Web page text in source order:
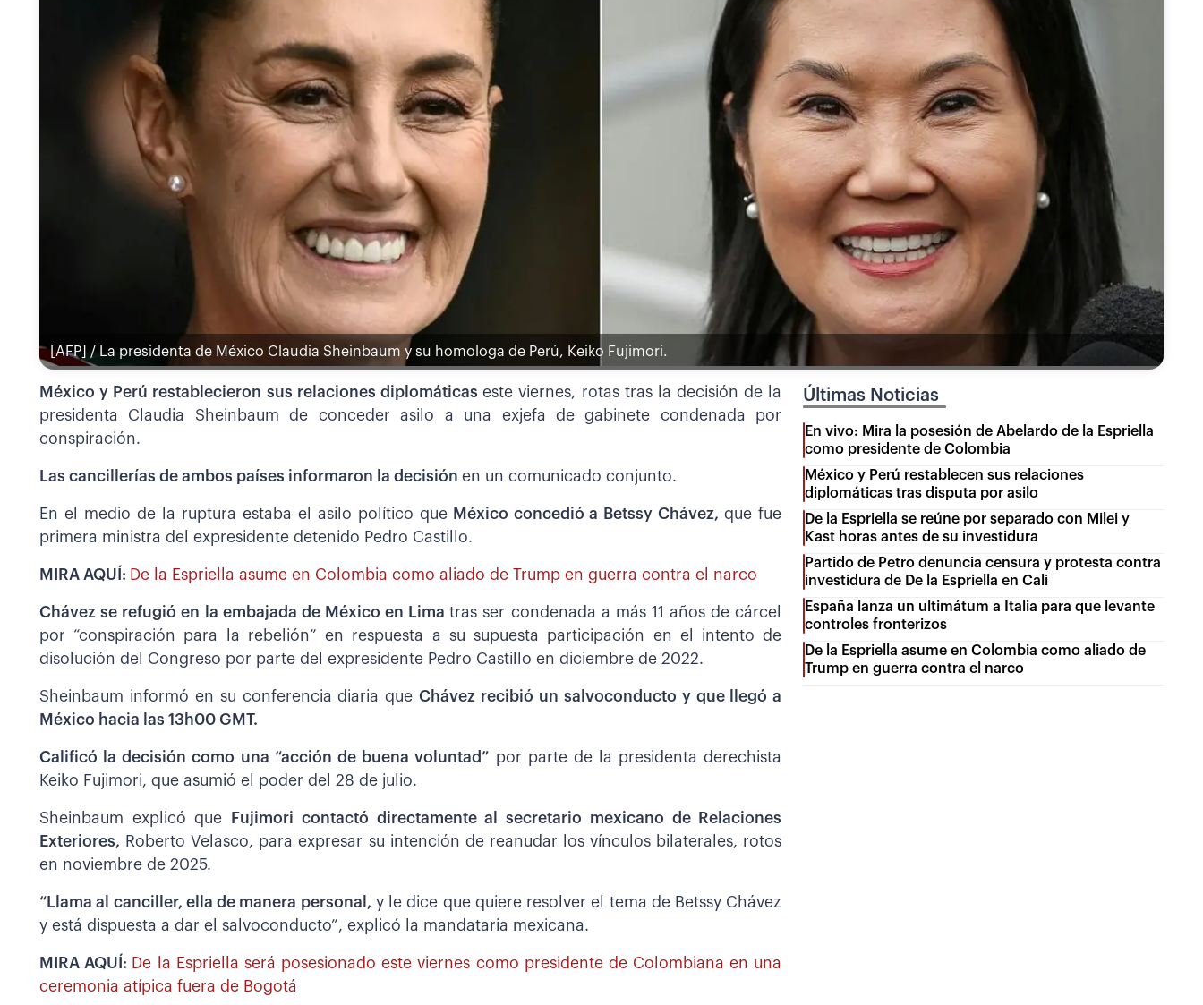
[AFP] / La presidenta de México Claudia Sheinbaum y su homologa de Perú, Keiko Fujimori.
México y Perú restablecieron sus relaciones diplomáticaseste viernes, rotas tras la decisión de la
presidenta Claudia Sheinbaum de conceder asilo a una exjefa de gabinete condenada por
conspiración.
Las cancillerías de ambos países informaron la decisión en un comunicado conjunto.
En el medio de la ruptura estaba el asilo político queMéxico concedió a Betssy Chávez,que fue
primera ministra del expresidente detenido Pedro Castillo.
MIRA AQUÍ: De la Espriella asume en Colombia como aliado de Trump en guerra contra el narco
Chávez se refugió en la embajada de México en Limatras ser condenada a más 11 años de cárcel
por “conspiración para la rebelión” en respuesta a su supuesta participación en el intento de
disolución del Congreso por parte del expresidente Pedro Castillo en diciembre de 2022.
Sheinbaum informó en su conferencia diaria queChávez recibió un salvoconducto y que llegó a
México hacia las 13h00 GMT.
Calificó la decisión como una “acción de buena voluntad” por parte de la presidenta derechista
Keiko Fujimori, que asumió el poder del 28 de julio.
Sheinbaum explicó que
Fujimori contactó directamente al secretario mexicano de Relaciones
Exteriores, Roberto Velasco, para expresar su intención de reanudar los vínculos bilaterales, rotos
en noviembre de 2025.
“Llama al canciller, ella de manera personal, y le dice que quiere resolver el tema de Betssy Chávez
y está dispuesta a dar el salvoconducto”, explicó la mandataria mexicana.
MIRA AQUÍ: De la Espriella será posesionado este viernes como presidente de Colombiana en una
ceremonia atípica fuera de Bogotá
Últimas Noticias
En vivo: Mira la posesión de Abelardo de la Espriella
como presidente de Colombia
México y Perú restablecen sus relaciones
diplomáticas tras disputa por asilo
De la Espriella se reúne por separado con Milei y
Kast horas antes de su investidura
Partido de Petro denuncia censura y protesta contra
investidura de De la Espriella en Cali
España lanza un ultimátum a Italia para que levante
controles fronterizos
De la Espriella asume en Colombia como aliado de
Trump en guerra contra el narco